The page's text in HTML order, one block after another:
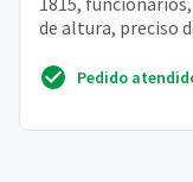
de altura, preciso
Pedido